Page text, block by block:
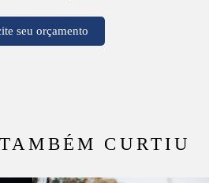
seu orçamento
CURTIU